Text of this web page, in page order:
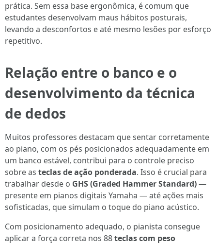
prática. Sem essa base ergonômica, é comum que
estudantes desenvolvam maus hábitos posturais,
levando a desconfortos e até mesmo lesões por esforço
repetitivo.
Relação entre o banco e o
desenvolvimento da técnica
de dedos
Muitos professores destacam que sentar corretamente
ao piano, com os pés posicionados adequadamente em
um banco estável, contribui para o controle preciso
sobre as teclas de ação ponderada. Isso é crucial para
trabalhar desde o GHS (Graded Hammer Standard)—
presente em pianos digitais Yamaha — até ações mais
sofisticadas, que simulam o toque do piano acústico.
Com posicionamento adequado, o pianista consegue
aplicar a força correta nos 88teclas com peso